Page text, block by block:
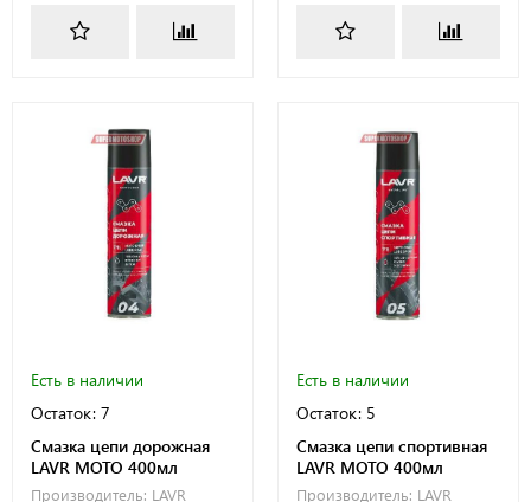
Есть в наличии
Остаток: 7
Смазка цепи дорожная
LAVR MOTO 400мл
Производитель: LAVR
Есть в наличии
Остаток: 5
Смазка цепи спортивная
LAVR MOTO 400мл
Производитель: LAVR